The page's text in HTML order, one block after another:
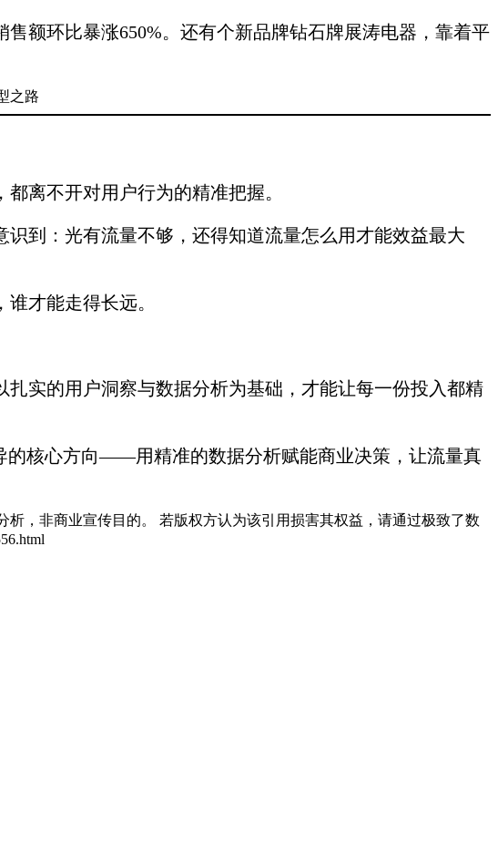
额环比暴涨650%。还有个新品牌钻石牌展涛电器，靠着平
离不开对用户行为的精准把握。
到：光有流量不够，还得知道流量怎么用才能效益最大
才能走得长远。
实的用户洞察与数据分析为基础，才能让每一份投入都精
的核心方向——用精准的数据分析赋能商业决策，让流量真
，非商业宣传目的。 若版权方认为该引用损害其权益，请通过极致了数